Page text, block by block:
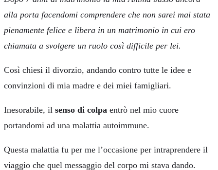
alla porta facendomi comprendere che non sarei mai stata
pienamente felice e libera in un matrimonio in cui ero
chiamata a svolgere un ruolo così difficile per lei.
Così chiesi il divorzio, andando contro tutte le idee e
convinzioni di mia madre e dei miei famigliari.
Inesorabile, il senso di colpa entrò nel mio cuore
portandomi ad una malattia autoimmune.
Questa malattia fu per me l’occasione per intraprendere il
viaggio che quel messaggio del corpo mi stava dando.